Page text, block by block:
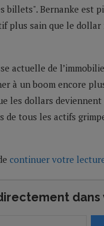
billets". Bernanke est
plus sain que le
actuelle de
à un boom encore
les dollars deviennent
tous les actifs
continuer votre